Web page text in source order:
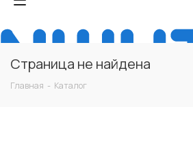
Страница не найдена
Главная - Каталог